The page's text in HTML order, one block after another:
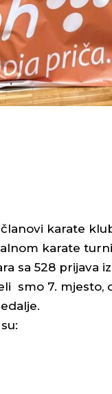
članovi karate
karate
sa 528 prijava
smo 7. mjesto,